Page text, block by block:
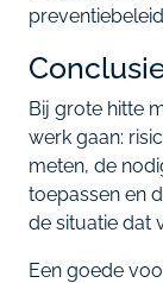
Bij grote hitte
werk gaan:
meten, de
toepassen en
de situatie dat
Een goede